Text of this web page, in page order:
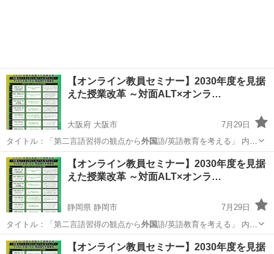
【オンライン教員セミナー】2030年度を見据
えた授業改革 ～対面ALT×オンラ…
大阪府 大阪市
7月29日
タイトル：「第二言語習得の観点から外国語/英語教育を考える」 内
容：203…
大阪 大阪市 セミナー
【オンライン教員セミナー】2030年度を見据
えた授業改革 ～対面ALT×オンラ…
静岡県 静岡市
7月29日
タイトル：「第二言語習得の観点から外国語/英語教育を考える」 内
容：203…
静岡 静岡市 セミナー
【オンライン教員セミナー】2030年度を見据